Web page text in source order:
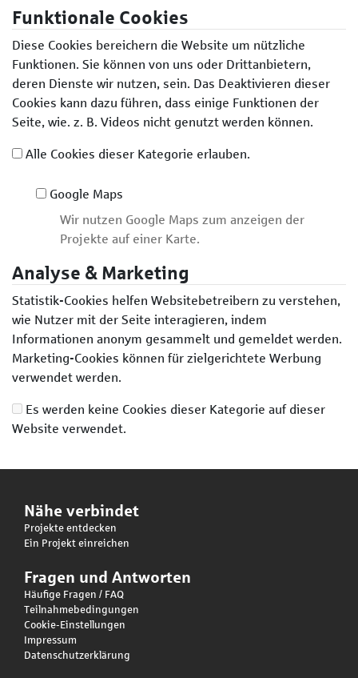
Funktionale Cookies
Diese Cookies bereichern die Website um nützliche
Funktionen. Sie können von uns oder Drittanbietern,
deren Dienste wir nutzen, sein. Das Deaktivieren dieser
Cookies kann dazu führen, dass einige Funktionen der
Seite, wie. z. B. Videos nicht genutzt werden können.
Alle Cookies dieser Kategorie erlauben.
Google Maps
Wir nutzen Google Maps zum anzeigen der
Projekte auf einer Karte.
Analyse & Marketing
Statistik-Cookies helfen Websitebetreibern zu verstehen,
wie Nutzer mit der Seite interagieren, indem
Informationen anonym gesammelt und gemeldet werden.
Marketing-Cookies können für zielgerichtete Werbung
verwendet werden.
Website verwendet.
Nähe verbindet
Projekte entdecken
Ein Projekt einreichen
Fragen und Antworten
Häufige Fragen / FAQ
Teilnahmebedingungen
Cookie-Einstellungen
Impressum
Datenschutzerklärung